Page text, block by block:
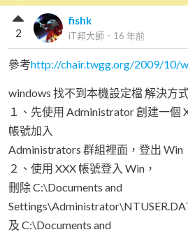
fishk
iT邦大師 ． 16 年前
2
參考http://chair.twgg.org/2009/10/
windows 找不到本機設定檔 解決方
１、先使用 Administrator 創建一個
帳號加入
Administrators 群組裡面，登出 Win
２、使用 XXX 帳號登入 Win，
刪除 C:\Documents and
及 C:\Documents and